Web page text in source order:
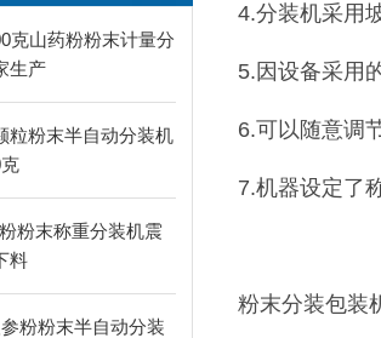
克山药粉粉末计量分
生产
粒粉末半自动分装机
粉末称重分装机震
料
粉粉末半自动分装
4.分装机采用
5.因设备采用
6.可以随意调
7.机器设定了
粉末分装包装